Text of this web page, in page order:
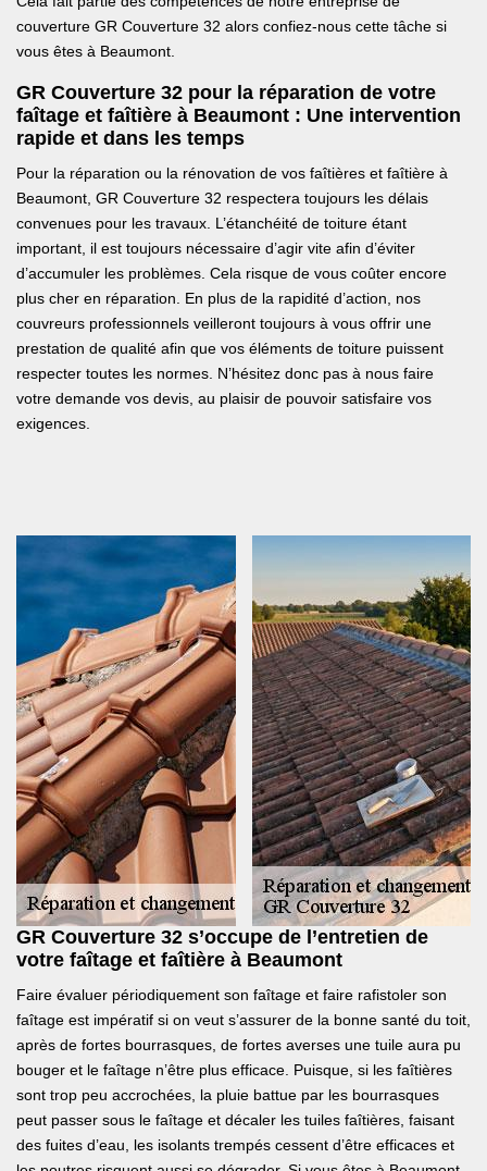
couverture GR Couverture 32 alors confiez-nous cette tâche si
vous êtes à Beaumont.
GR Couverture 32 pour la réparation de votre
faîtage et faîtière à Beaumont : Une intervention
rapide et dans les temps
Pour la réparation ou la rénovation de vos faîtières et faîtière à
Beaumont, GR Couverture 32 respectera toujours les délais
convenues pour les travaux. L’étanchéité de toiture étant
important, il est toujours nécessaire d’agir vite afin d’éviter
d’accumuler les problèmes. Cela risque de vous coûter encore
plus cher en réparation. En plus de la rapidité d’action, nos
couvreurs professionnels veilleront toujours à vous offrir une
prestation de qualité afin que vos éléments de toiture puissent
respecter toutes les normes. N’hésitez donc pas à nous faire
votre demande vos devis, au plaisir de pouvoir satisfaire vos
exigences.
GR Couverture 32 s’occupe de l’entretien de
votre faîtage et faîtière à Beaumont
Faire évaluer périodiquement son faîtage et faire rafistoler son
faîtage est impératif si on veut s’assurer de la bonne santé du toit,
après de fortes bourrasques, de fortes averses une tuile aura pu
bouger et le faîtage n’être plus efficace. Puisque, si les faîtières
sont trop peu accrochées, la pluie battue par les bourrasques
peut passer sous le faîtage et décaler les tuiles faîtières, faisant
des fuites d’eau, les isolants trempés cessent d’être efficaces et